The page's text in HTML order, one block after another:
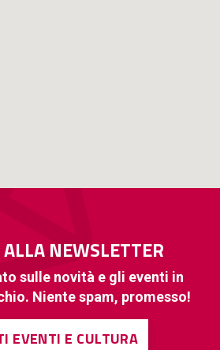
NEWSLETTER
sulle novità e gli eventi in
Niente spam, promesso!
EVENTI E CULTURA